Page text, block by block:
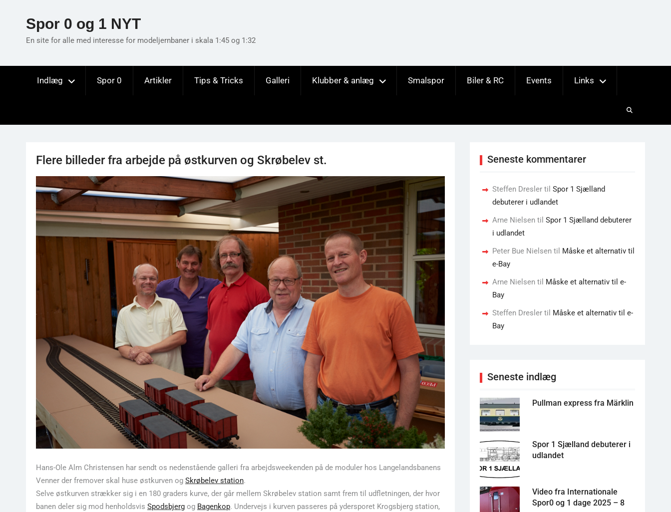
Spor 0 og 1 NYT
En site for alle med interesse for modeljernbaner i skala 1:45 og 1:32
Indlæg Spor 0 Artikler Tips & Tricks Galleri Klubber & anlæg Smalspor Biler & RC Events Links
Flere billeder fra arbejde på østkurven og Skrøbelev st.
Hans-Ole Alm Christensen har sendt os nedenstående galleri fra arbejdsweekenden på de moduler hos Langelandsbanens
Venner der fremover skal huse østkurven og Skrøbelev station.
Selve østkurven strækker sig i en 180 graders kurve, der går mellem Skrøbelev station samt frem til udfletningen, der hvor
banen deler sig mod henholdsvis Spodsbjerg og Bagenkop. Undervejs i kurven passeres på ydersporet Krogsbjerg station,
Seneste kommentarer
Steffen Dresler til Spor 1 Sjælland
debuterer i udlandet
Arne Nielsen til Spor 1 Sjælland debuterer
i udlandet
Peter Bue Nielsen til Måske et alternativ til
e-Bay
Arne Nielsen til Måske et alternativ til e-
Bay
Steffen Dresler til Måske et alternativ til e-
Bay
Seneste indlæg
Pullman express fra Märklin
Spor 1 Sjælland debuterer i
udlandet
Video fra Internationale
Spor0 og 1 dage 2025 – 8